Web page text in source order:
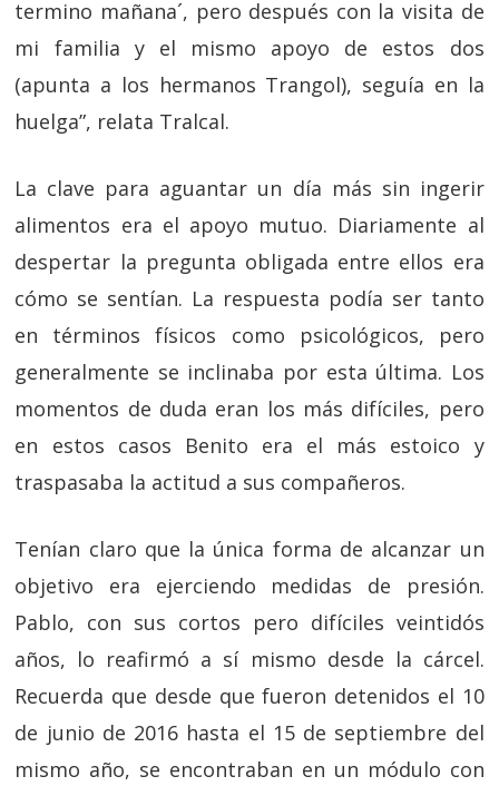
termino mañana´, pero después con la visita de
mi familia y el mismo apoyo de estos dos
(apunta a los hermanos Trangol), seguía en la
huelga”, relata Tralcal.
La clave para aguantar un día más sin ingerir
alimentos era el apoyo mutuo. Diariamente al
despertar la pregunta obligada entre ellos era
cómo se sentían. La respuesta podía ser tanto
en términos físicos como psicológicos, pero
generalmente se inclinaba por esta última. Los
momentos de duda eran los más difíciles, pero
en estos casos Benito era el más estoico y
traspasaba la actitud a sus compañeros.
Tenían claro que la única forma de alcanzar un
objetivo era ejerciendo medidas de presión.
Pablo, con sus cortos pero difíciles veintidós
años, lo reafirmó a sí mismo desde la cárcel.
Recuerda que desde que fueron detenidos el 10
de junio de 2016 hasta el 15 de septiembre del
mismo año, se encontraban en un módulo con